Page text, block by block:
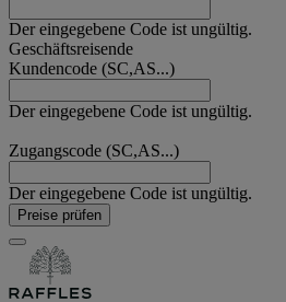
Der eingegebene Code ist ungültig.
Geschäftsreisende
Kundencode (SC,AS...)
Der eingegebene Code ist ungültig.
Zugangscode (SC,AS...)
Der eingegebene Code ist ungültig.
Preise prüfen